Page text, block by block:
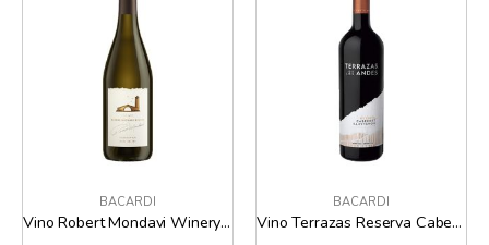
BACARDI
Vino Robert Mondavi Winery Chardonay - 750 Ml
BACARDI
Vino Terrazas Reserva Cabernet Sauvignon - 750 Ml